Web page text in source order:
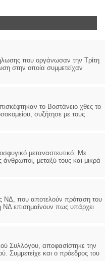
που οργάνωσαν την Τρίτη
στην οποία συμμετείχαν
το Βοστάνειο χθες το
συζήτησε με τους
μεταναστευτικό. Με
μεταξύ τους και μικρά
ΝΔ, που αποτελούν πρόταση του
ΝΔ επισημαίνουν πως υπάρχει
Συλλόγου, αποφασίστηκε την
Συμμετείχε και ο πρόεδρος του